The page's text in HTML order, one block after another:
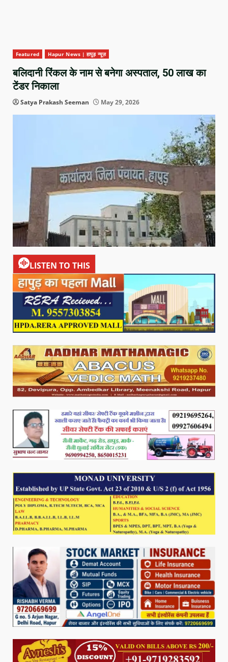
Featured Hapur News | हापुड़ न्यूज़
बलिदानी रिंकल के नाम से बनेगा अस्पताल, 50 लाख का
टेंडर निकाला
Satya Prakash Seeman May 29, 2026
LISTEN TO THIS